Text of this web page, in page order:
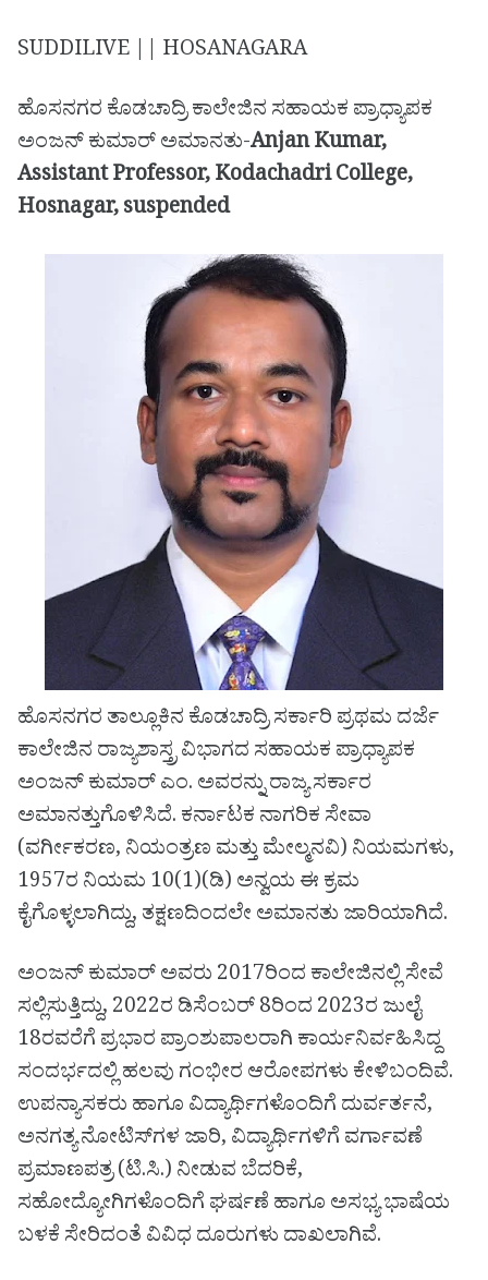
SUDDILIVE || HOSANAGARA
ಹೊಸನಗರ ಕೊಡಚಾದ್ರಿ ಕಾಲೇಜಿನ ಸಹಾಯಕ ಪ್ರಾಧ್ಯಾಪಕ
ಅಂಜನ್ ಕುಮಾರ್ ಅಮಾನತು-Anjan Kumar,
Assistant Professor, Kodachadri College,
Hosnagar, suspended
ಹೊಸನಗರ ತಾಲ್ಲೂಕಿನ ಕೊಡಚಾದ್ರಿ ಸರ್ಕಾರಿ ಪ್ರಥಮ ದರ್ಜೆ
ಕಾಲೇಜಿನ ರಾಜ್ಯಶಾಸ್ತ್ರ ವಿಭಾಗದ ಸಹಾಯಕ ಪ್ರಾಧ್ಯಾಪಕ
ಅಂಜನ್ ಕುಮಾರ್ ಎಂ. ಅವರನ್ನು ರಾಜ್ಯ ಸರ್ಕಾರ
ಅಮಾನತ್ತುಗೊಳಿಸಿದೆ. ಕರ್ನಾಟಕ ನಾಗರಿಕ ಸೇವಾ
(ವರ್ಗೀಕರಣ, ನಿಯಂತ್ರಣ ಮತ್ತು ಮೇಲ್ಮನವಿ) ನಿಯಮಗಳು,
1957ರ ನಿಯಮ 10(1)(ಡಿ) ಅನ್ವಯ ಈ ಕ್ರಮ
ಕೈಗೊಳ್ಳಲಾಗಿದ್ದು, ತಕ್ಷಣದಿಂದಲೇ ಅಮಾನತು ಜಾರಿಯಾಗಿದೆ.
ಅಂಜನ್ ಕುಮಾರ್ ಅವರು 2017ರಿಂದ ಕಾಲೇಜಿನಲ್ಲಿ ಸೇವೆ
ಸಲ್ಲಿಸುತ್ತಿದ್ದು, 2022ರ ಡಿಸೆಂಬರ್ 8ರಿಂದ 2023ರ ಜುಲೈ
18ರವರೆಗೆ ಪ್ರಭಾರ ಪ್ರಾಂಶುಪಾಲರಾಗಿ ಕಾರ್ಯನಿರ್ವಹಿಸಿದ್ದ
ಸಂದರ್ಭದಲ್ಲಿ ಹಲವು ಗಂಭೀರ ಆರೋಪಗಳು ಕೇಳಿಬಂದಿವೆ.
ಉಪನ್ಯಾಸಕರು ಹಾಗೂ ವಿದ್ಯಾರ್ಥಿಗಳೊಂದಿಗೆ ದುರ್ವರ್ತನೆ,
ಅನಗತ್ಯ ನೋಟಿಸ್‌ಗಳ ಜಾರಿ, ವಿದ್ಯಾರ್ಥಿಗಳಿಗೆ ವರ್ಗಾವಣೆ
ಪ್ರಮಾಣಪತ್ರ (ಟಿ.ಸಿ.) ನೀಡುವ ಬೆದರಿಕೆ,
ಸಹೋದ್ಯೋಗಿಗಳೊಂದಿಗೆ ಘರ್ಷಣೆ ಹಾಗೂ ಅಸಭ್ಯ ಭಾಷೆಯ
ಬಳಕೆ ಸೇರಿದಂತೆ ವಿವಿಧ ದೂರುಗಳು ದಾಖಲಾಗಿವೆ.